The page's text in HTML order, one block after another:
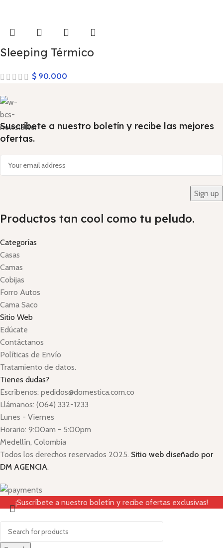
Sleeping Térmico
$ 90.000
Suscríbete a nuestro boletín y recibe las mejores
ofertas.
Productos tan cool como tu peludo.
Categorías
Casas
Camas
Cobijas
Forro Autos
Cama Saco
Sitio Web
Edúcate
Contáctanos
Políticas de Envío
Tratamiento de datos.
Tienes dudas?
Escríbenos: pedidos@domestica.com.co
Llámanos: (064) 332-1233
Lunes - Viernes
Horario: 9:00am - 5:00pm
Medellín, Colombia
Todos los derechos reservados 2025. Sitio web diseñado por
DM AGENCIA.
¡Suscríbete a nuestro boletín y recibe ofertas exclusivas!